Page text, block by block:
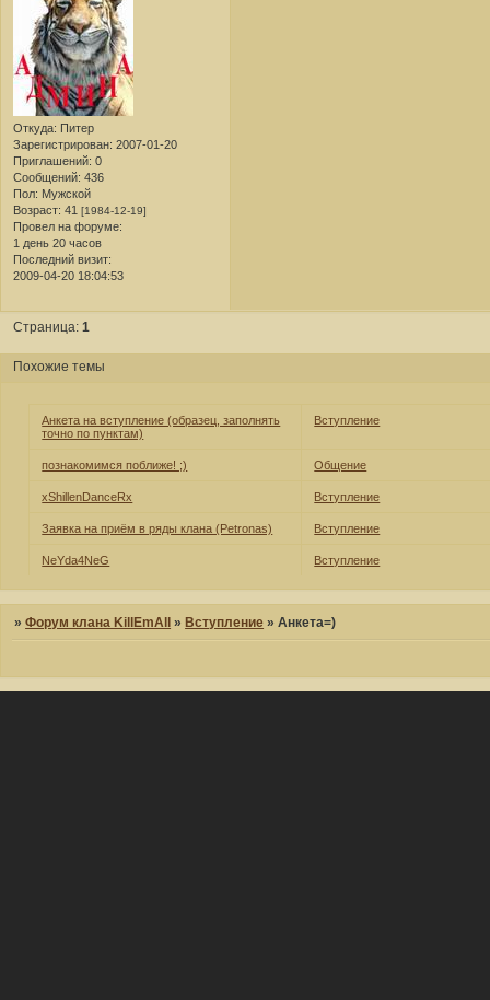
Откуда: Питер
Зарегистрирован: 2007-01-20
Приглашений: 0
Сообщений: 436
Пол: Мужской
Возраст: 41 [1984-12-19]
Провел на форуме:
1 день 20 часов
Последний визит:
2009-04-20 18:04:53
Страница:1
Похожие темы
Анкета на вступление (образец, заполнять
точно по пунктам)
Вступление
познакомимся поближе! ;) Общение
xShillenDanceRx Вступление
Заявка на приём в ряды клана (Petronas) Вступление
NeYda4NeG Вступление
»Форум клана KillEmAll » Вступление »Анкета=)